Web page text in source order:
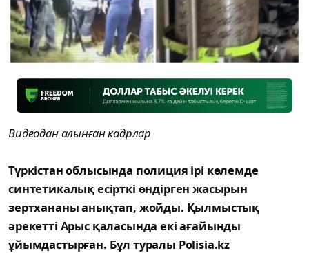
Видеодан алынған кадрлар
Түркістан облысында полиция ірі көлемде
синтетикалық есірткі өндірген жасырын
зертхананы анықтап, жойды. Қылмыстық
әрекетті Арыс қаласында екі ағайынды
ұйымдастырған. Бұл туралы Polisia.kz